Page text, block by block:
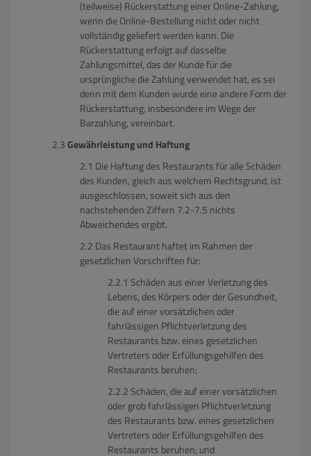
(teilweise) Rückerstattung einer Online-Zahlung,
wenn die Online-Bestellung nicht oder nicht
vollständig geliefert werden kann. Die
Rückerstattung erfolgt auf dasselbe
Zahlungsmittel, das der Kunde für die
ursprüngliche die Zahlung verwendet hat, es sei
denn mit dem Kunden wurde eine andere Form der
Rückerstattung, insbesondere im Wege der
Barzahlung, vereinbart.
Gewährleistung und Haftung
Die Haftung des Restaurants für alle Schäden
des Kunden, gleich aus welchem Rechtsgrund, ist
ausgeschlossen, soweit sich aus den
nachstehenden Ziffern 7.2-7.5 nichts
Abweichendes ergibt.
Das Restaurant haftet im Rahmen der
gesetzlichen Vorschriften für:
Schäden aus einer Verletzung des
Lebens, des Körpers oder der Gesundheit,
die auf einer vorsätzlichen oder
fahrlässigen Pflichtverletzung des
Restaurants bzw. eines gesetzlichen
Vertreters oder Erfüllungsgehilfen des
Restaurants beruhen;
Schäden, die auf einer vorsätzlichen
oder grob fahrlässigen Pflichtverletzung
des Restaurants bzw. eines gesetzlichen
Vertreters oder Erfüllungsgehilfen des
Restaurants beruhen; und